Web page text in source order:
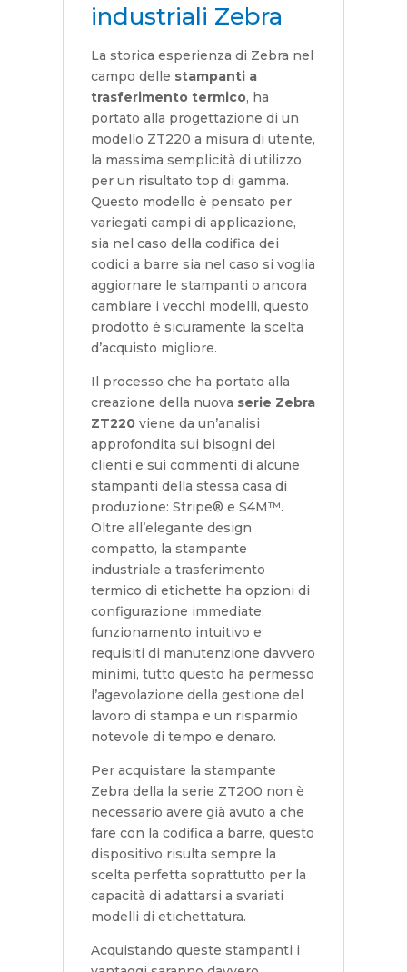
industriali Zebra
La storica esperienza di Zebra nel
campo delle stampanti a
trasferimento termico, ha
portato alla progettazione di un
modello ZT220 a misura di utente,
la massima semplicità di utilizzo
per un risultato top di gamma.
Questo modello è pensato per
variegati campi di applicazione,
sia nel caso della codifica dei
codici a barre sia nel caso si voglia
aggiornare le stampanti o ancora
cambiare i vecchi modelli, questo
prodotto è sicuramente la scelta
d’acquisto migliore.
Il processo che ha portato alla
creazione della nuova serie Zebra
ZT220viene da un’analisi
approfondita sui bisogni dei
clienti e sui commenti di alcune
stampanti della stessa casa di
produzione: Stripe® e S4M™.
Oltre all’elegante design
compatto, la stampante
industriale a trasferimento
termico di etichette ha opzioni di
configurazione immediate,
funzionamento intuitivo e
requisiti di manutenzione davvero
minimi, tutto questo ha permesso
l’agevolazione della gestione del
lavoro di stampa e un risparmio
notevole di tempo e denaro.
Per acquistare la stampante
Zebra della la serie ZT200 non è
necessario avere già avuto a che
fare con la codifica a barre, questo
dispositivo risulta sempre la
scelta perfetta soprattutto per la
capacità di adattarsi a svariati
modelli di etichettatura.
Acquistando queste stampanti i